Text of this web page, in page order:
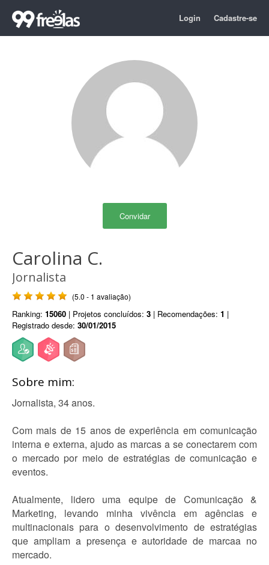
Login Cadastre-se
Convidar
Carolina C.
Jornalista
(5.0 - 1 avaliação)
Ranking: 15060 | Projetos concluídos: 3 | Recomendações: 1 |
Registrado desde: 30/01/2015
Sobre mim:
Jornalista, 34 anos.
Com mais de 15 anos de experiência em comunicação
interna e externa, ajudo as marcas a se conectarem com
o mercado por meio de estratégias de comunicação e
eventos.
Atualmente, lidero uma equipe de Comunicação &
Marketing, levando minha vivência em agências e
multinacionais para o desenvolvimento de estratégias
que ampliam a presença e autoridade de marcaa no
mercado.